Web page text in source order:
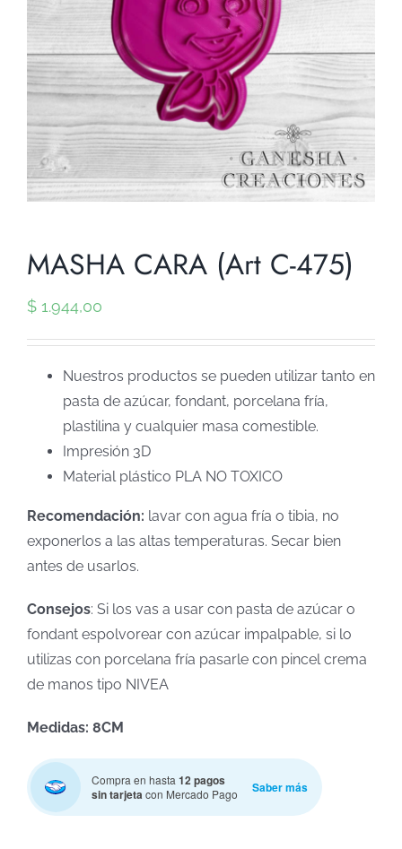
MASHA CARA (Art C-475)
$ 1.944,00
Nuestros productos se pueden utilizar tanto en
pasta de azúcar, fondant, porcelana fría,
plastilina y cualquier masa comestible.
Impresión 3D
Material plástico PLA NO TOXICO
Recomendación: lavar con agua fría o tibia, no
exponerlos a las altas temperaturas. Secar bien
antes de usarlos.
Consejos: Si los vas a usar con pasta de azúcar o
fondant espolvorear con azúcar impalpable, si lo
utilizas con porcelana fría pasarle con pincel crema
de manos tipo NIVEA
Medidas: 8CM
Compra en hasta 12 pagos
sin tarjetacon Mercado Pago Saber más